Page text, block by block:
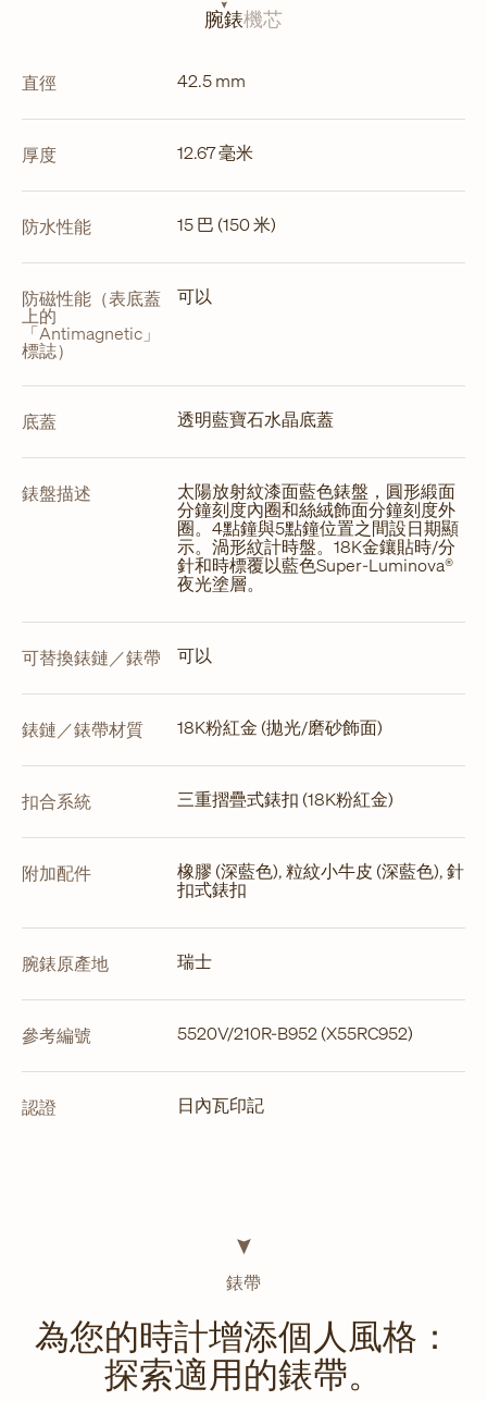
腕錶機芯
直徑 42.5 mm
厚度 12.67 毫米
防水性能 15 巴 (150 米)
防磁性能（表底蓋
上的
「Antimagnetic」
標誌）
可以
底蓋 透明藍寶石水晶底蓋
錶盤描述 太陽放射紋漆面藍色錶盤，圓形緞面
分鐘刻度內圈和絲絨飾面分鐘刻度外
圈。4點鐘與5點鐘位置之間設日期顯
示。渦形紋計時盤。18K金鑲貼時/分
針和時標覆以藍色Super-Luminova®
夜光塗層。
可替換錶鏈／錶帶 可以
錶鏈／錶帶材質 18K粉紅金 (拋光/磨砂飾面)
扣合系統 三重摺疊式錶扣 (18K粉紅金)
附加配件 橡膠 (深藍色), 粒紋小牛皮 (深藍色), 針
扣式錶扣
腕錶原產地 瑞士
參考編號 5520V/210R-B952 (X55RC952)
認證 日內瓦印記
錶帶
為您的時計增添個人風格：
探索適用的錶帶。